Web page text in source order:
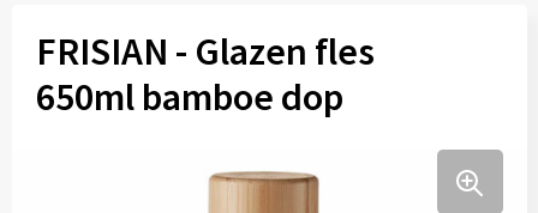
Outdoor & vrije tijd
Technologie & Accessoires
◼ Beurzen
◼ Feestdagen
FRISIAN - Glazen fles
650ml bamboe dop